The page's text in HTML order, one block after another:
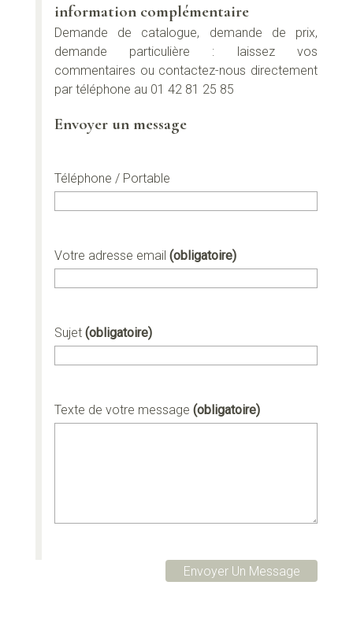
information complémentaire
Demande de catalogue, demande de prix,
demande particulière : laissez vos
commentaires ou contactez-nous directement
par téléphone au 01 42 81 25 85
Envoyer un message
Téléphone / Portable
Votre adresse email (obligatoire)
Sujet (obligatoire)
Texte de votre message (obligatoire)